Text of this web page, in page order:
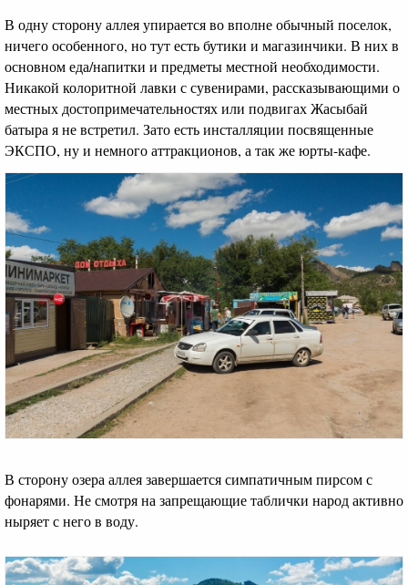
В одну сторону аллея упирается во вполне обычный поселок,
ничего особенного, но тут есть бутики и магазинчики. В них в
основном еда/напитки и предметы местной необходимости.
Никакой колоритной лавки с сувенирами, рассказывающими о
местных достопримечательностях или подвигах Жасыбай
батыра я не встретил. Зато есть инсталляции посвященные
ЭКСПО, ну и немного аттракционов, а так же юрты-кафе.
В сторону озера аллея завершается симпатичным пирсом с
фонарями. Не смотря на запрещающие таблички народ активно
ныряет с него в воду.